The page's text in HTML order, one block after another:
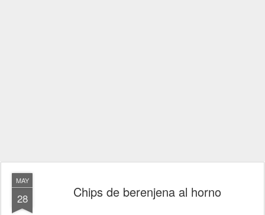
MAY
28 Chips de berenjena al horno